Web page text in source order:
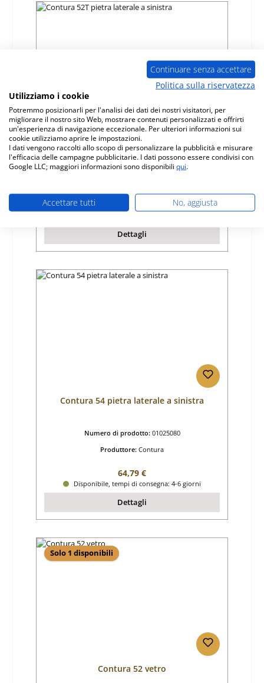
Contura 52T pietra laterale a sinistra
Numero di prodotto:01025077
Prezzo normale:
Dettagli
Contura 54 pietra laterale a sinistra
Numero di prodotto: 01025080
Produttore: Contura
Prezzo normale:
64,79 €
Disponibile, tempi di consegna: 4-6 giorni
Dettagli
Solo 1 disponibili
Contura 52 vetro
Continuare senza accettare
Politica sulla riservatezza
Utilizziamo i cookie
Potremmo posizionarli per l'analisi dei dati dei nostri visitatori, per
migliorare il nostro sito Web, mostrare contenuti personalizzati e offrirti
un'esperienza di navigazione eccezionale. Per ulteriori informazioni sui
cookie utilizziamo aprire le impostazioni.
I dati vengono raccolti allo scopo di personalizzare la pubblicità e misurare
l'efficacia delle campagne pubblicitarie. I dati possono essere condivisi con
Google LLC; maggiori informazioni sono disponibili qui.
Accettare tutti No, aggiusta